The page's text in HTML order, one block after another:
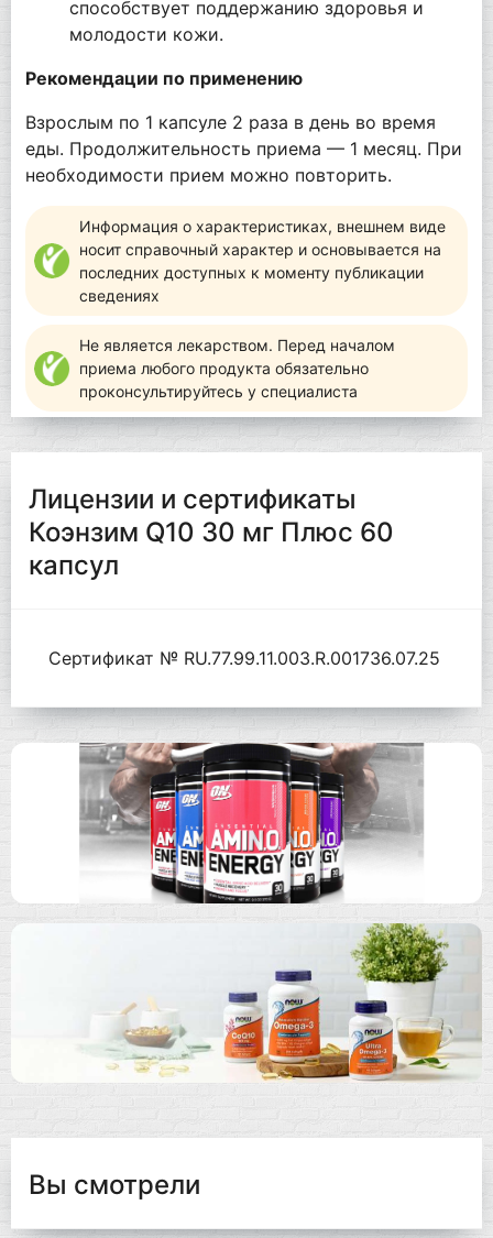
способствует поддержанию здоровья и
молодости кожи.
Рекомендации по применению
Взрослым по 1 капсуле 2 раза в день во время
еды. Продолжительность приема — 1 месяц. При
необходимости прием можно повторить.
Информация о характеристиках, внешнем виде
носит справочный характер и основывается на
последних доступных к моменту публикации
сведениях
Не является лекарством. Перед началом
приема любого продукта обязательно
проконсультируйтесь у специалиста
Лицензии и сертификаты
Коэнзим Q10 30 мг Плюс 60
капсул
Сертификат № RU.77.99.11.003.R.001736.07.25
Вы смотрели